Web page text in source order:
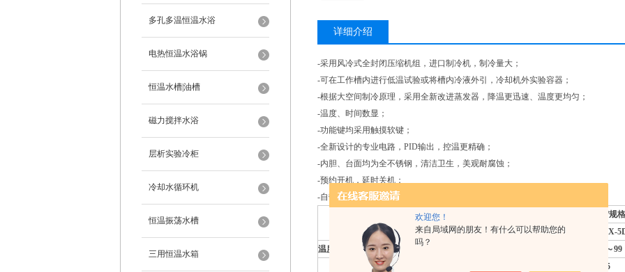
欢迎您！
来自局域网的朋友！有什么可以帮助您的
吗？
多孔多温恒温水浴
电热恒温水浴锅
恒温水槽|油槽
磁力搅拌水浴
层析实验冷柜
冷却水循环机
恒温振荡水槽
三用恒温水箱
详细介绍
-采用风冷式全封闭压缩机组，进口制冷机，制冷量大；
-可在工作槽内进行低温试验或将槽内冷液外引，冷却机外实验容器；
-根据大空间制冷原理，采用全新改进蒸发器，降温更迅速、温度更均匀；
-温度、时间数显；
-功能键均采用触摸软键；
-全新设计的专业电路，PID输出，控温更精确；
-内胆、台面均为全不锈钢，清洁卫生，美观耐腐蚀；
-预约开机，延时关机；
-自带超温、差温报警功能。
/规格
TF-HX-
温度范围
～99
5